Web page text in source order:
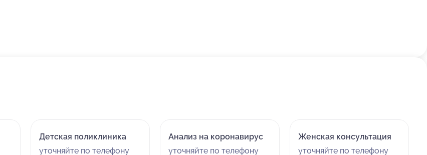
Детская поликлиника
уточняйте по телефону
Анализ на коронавирус
уточняйте по телефону
Женская консультация
уточняйте по телефону